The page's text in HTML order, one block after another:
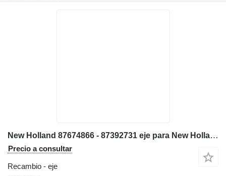
New Holland 87674866 - 87392731 eje para New Holland B200 FB200 LB115 B115B B115T3 FB200.2 LB115.B excavadora
Precio a consultar
Recambio - eje